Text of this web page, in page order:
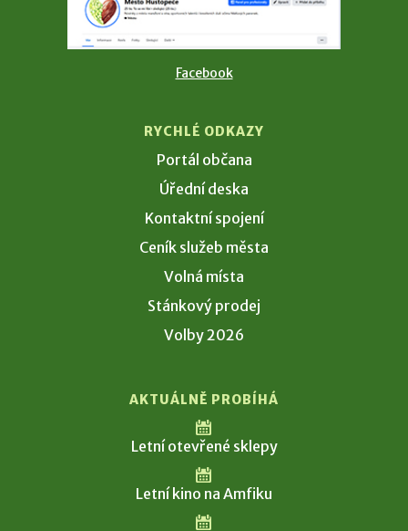
Facebook
RYCHLÉ ODKAZY
Portál občana
Úřední deska
Kontaktní spojení
Ceník služeb města
Volná místa
Stánkový prodej
Volby 2026
AKTUÁLNĚ PROBÍHÁ
Letní otevřené sklepy
Letní kino na Amfiku